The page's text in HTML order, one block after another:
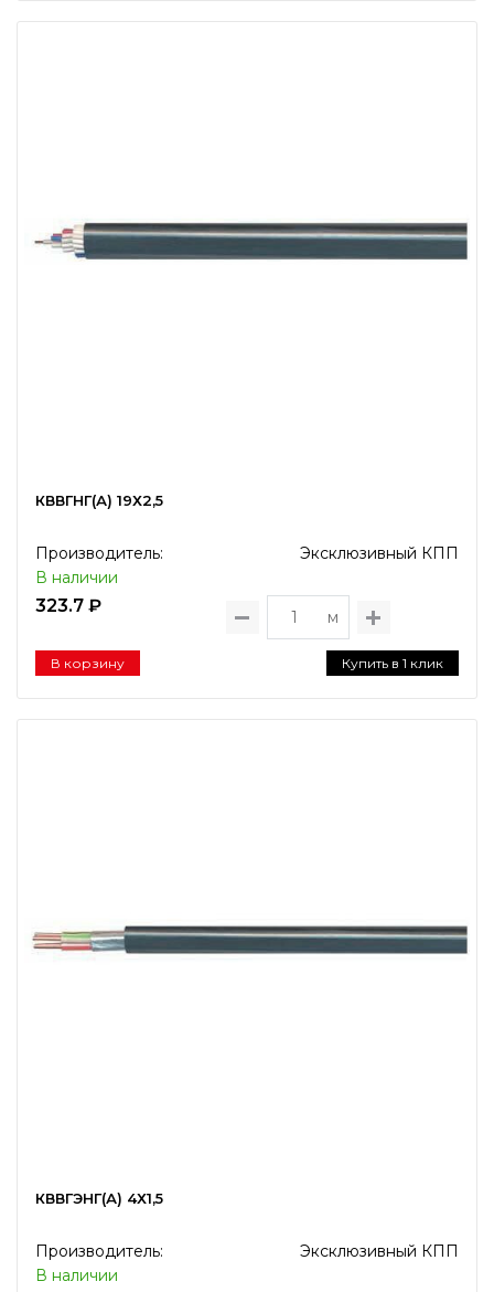
КВВГНГ(А) 19Х2,5
Производитель:
Эксклюзивный КПП
В наличии
323.7 ₽
м
В корзину Купить в 1 клик
КВВГЭНГ(А) 4Х1,5
Производитель:
Эксклюзивный КПП
В наличии